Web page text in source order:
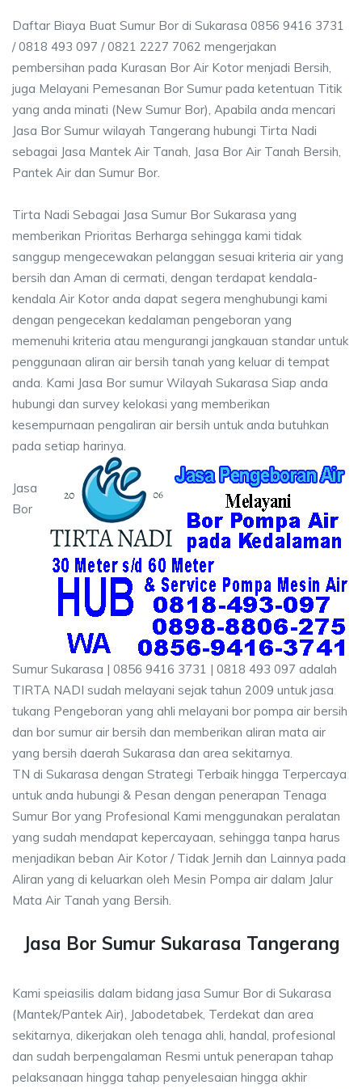
Daftar Biaya Buat Sumur Bor di Sukarasa 0856 9416 3731
/ 0818 493 097 / 0821 2227 7062 mengerjakan
pembersihan pada Kurasan Bor Air Kotor menjadi Bersih,
juga Melayani Pemesanan Bor Sumur pada ketentuan Titik
yang anda minati (New Sumur Bor), Apabila anda mencari
Jasa Bor Sumur wilayah Tangerang hubungi Tirta Nadi
sebagai Jasa Mantek Air Tanah, Jasa Bor Air Tanah Bersih,
Pantek Air dan Sumur Bor.
Tirta Nadi Sebagai Jasa Sumur Bor Sukarasa yang
memberikan Prioritas Berharga sehingga kami tidak
sanggup mengecewakan pelanggan sesuai kriteria air yang
bersih dan Aman di cermati, dengan terdapat kendala-
kendala Air Kotor anda dapat segera menghubungi kami
dengan pengecekan kedalaman pengeboran yang
memenuhi kriteria atau mengurangi jangkauan standar untuk
penggunaan aliran air bersih tanah yang keluar di tempat
anda. Kami Jasa Bor sumur Wilayah Sukarasa Siap anda
hubungi dan survey kelokasi yang memberikan
kesempurnaan pengaliran air bersih untuk anda butuhkan
pada setiap harinya.
Jasa
Bor
Sumur Sukarasa | 0856 9416 3731 | 0818 493 097 adalah
TIRTA NADI sudah melayani sejak tahun 2009 untuk jasa
tukang Pengeboran yang ahli melayani bor pompa air bersih
dan bor sumur air bersih dan memberikan aliran mata air
yang bersih daerah Sukarasa dan area sekitarnya.
TN di Sukarasa dengan Strategi Terbaik hingga Terpercaya
untuk anda hubungi & Pesan dengan penerapan Tenaga
Sumur Bor yang Profesional Kami menggunakan peralatan
yang sudah mendapat kepercayaan, sehingga tanpa harus
menjadikan beban Air Kotor / Tidak Jernih dan Lainnya pada
Aliran yang di keluarkan oleh Mesin Pompa air dalam Jalur
Mata Air Tanah yang Bersih.
Jasa Bor Sumur Sukarasa Tangerang
Kami speiasilis dalam bidang jasa Sumur Bor di Sukarasa
(Mantek/Pantek Air), Jabodetabek, Terdekat dan area
sekitarnya, dikerjakan oleh tenaga ahli, handal, profesional
dan sudah berpengalaman Resmi untuk penerapan tahap
pelaksanaan hingga tahap penyelesaian hingga akhir